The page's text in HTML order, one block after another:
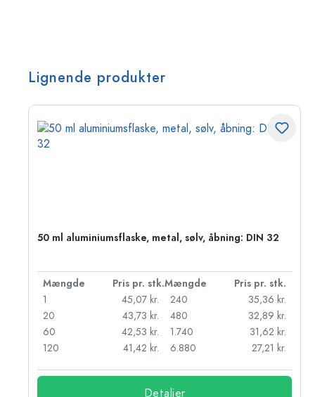
Lignende produkter
50 ml aluminiumsflaske, metal, sølv, åbning: DIN 32
Mængde Pris pr. stk.Mængde
Pris pr. stk.
1
45,07 kr.
20
43,73 kr.
60
42,53 kr.
120
41,42 kr.
240
35,36 kr.
480
32,89 kr.
1.740
31,62 kr.
6.880
27,21 kr.
Detaljer